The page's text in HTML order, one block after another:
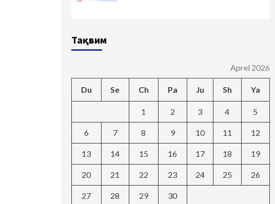
Тақвим
Aprel 2026
Du Se Ch Pa Ju Sh Ya
1 2 3 4 5
6 7 8 9 10 11 12
13 14 15 16 17 18 19
20 21 22 23 24 25 26
27 28 29 30